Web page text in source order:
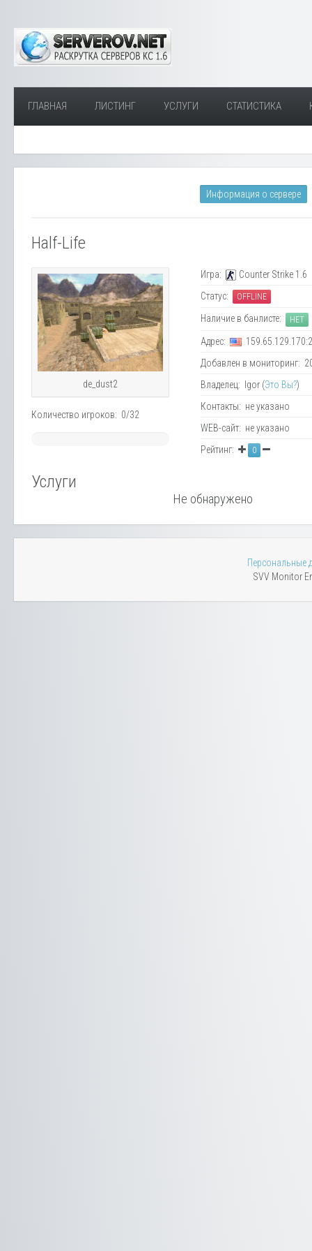
ГЛАВНАЯ ЛИСТИНГ УСЛУГИ СТАТИСТИКА
Информация о сервере
Half-Life
de_dust2
Количество игроков: 0/32
Игра:
Counter Strike 1.6
Статус:
OFFLINE
Наличие в банлисте: НЕТ
Адрес:
Добавлен в мониторинг:
Владелец: Igor (Это Вы?)
Контакты: не указано
WEB-сайт: не указано
Рейтинг:
0
Услуги
Не обнаружено
Персональные
SVV Monitor